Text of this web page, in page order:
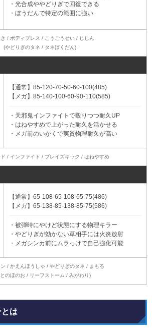
・光合成ややどりぎで回復できる
・ぼうだんで特定の範囲に強い
/ ボディプレス / こうごうせい / じしん
(やどりぎのタネ / タネばくだん)
【通常】85-120-70-50-60-100(485)
【メガ】85-140-100-60-90-110(585)
・天邪鬼インファイトで殴りつつ耐久UP
・はねやすめで上がった耐久を活かせる
・メガ前のいかくで実質物理耐久が高い
/ インファイト / ブレイズキック / はねやすめ
【通常】65-108-65-108-65-75(486)
【メガ】65-138-85-138-85-75(586)
・被弾時にやけど状態にする物理キラー
・やどりぎが効かない草相手には火炎放射
・メガシンカ前にムラっけで自己強化可能
/ かえんほうしゃ / やどりぎのタネ / まもる
のほのお / リーフストーム / みがわり)
は